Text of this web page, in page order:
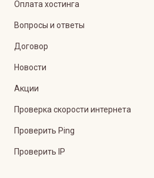
Оплата хостинга
Вопросы и ответы
Договор
Новости
Акции
Проверка скорости интернета
Проверить Ping
Проверить IP